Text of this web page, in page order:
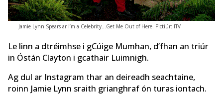
Jamie Lynn Spears ar I’m a Celebrity…Get Me Out of Here. Pictiúr: ITV
Le linn a dtréimhse i gCúige Mumhan, d’fhan an triúr
in Óstán Clayton i gcathair Luimnigh.
Ag dul ar Instagram thar an deireadh seachtaine,
roinn Jamie Lynn sraith grianghraf ón turas iontach.